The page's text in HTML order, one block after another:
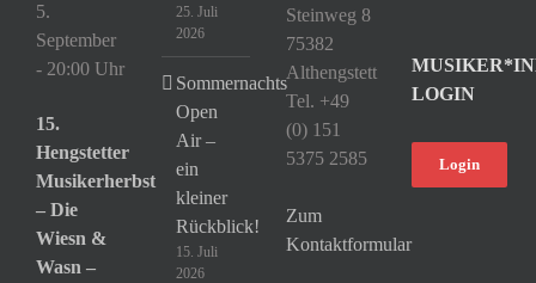
5.
September
- 20:00 Uhr
15.
Hengstetter
Musikerherbst
– Die
Wiesn &
Wasn –
25. Juli
2026
Sommernachts
Open
Air –
ein
kleiner
Rückblick!
15. Juli
2026
Steinweg 8
75382
Althengstett
Tel. +49
(0) 151
5375 2585
Zum
Kontaktformular
LOGIN
Login